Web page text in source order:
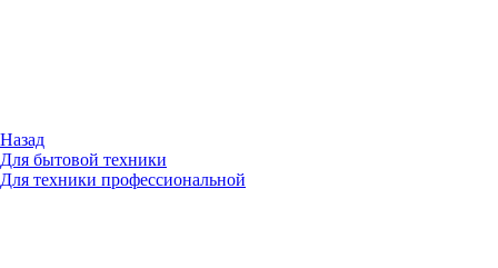
Назад
Для бытовой техники
Для техники профессиональной